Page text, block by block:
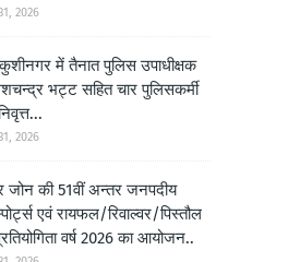
2026
में तैनात पुलिस उपाधीक्षक
भट्ट सहित चार पुलिसकर्मी
2026
जोन की 51वीं अन्तर जनपदीय
एवं रायफल/रिवाल्वर/पिस्तौल
वर्ष 2026 का आयोजन..